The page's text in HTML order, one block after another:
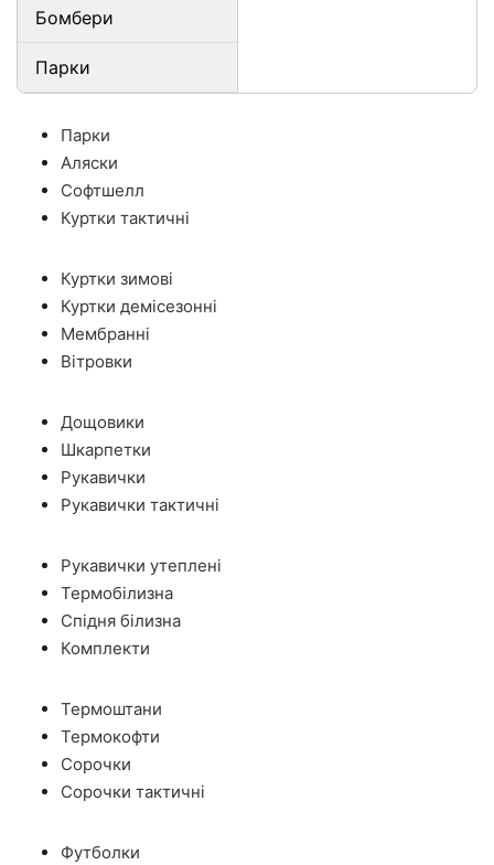
Бомбери
Парки
Парки
Аляски
Софтшелл
Куртки тактичні
Куртки зимові
Куртки демісезонні
Мембранні
Вітровки
Дощовики
Шкарпетки
Рукавички
Рукавички тактичні
Рукавички утеплені
Термобілизна
Спідня білизна
Комплекти
Термоштани
Термокофти
Сорочки
Сорочки тактичні
Футболки